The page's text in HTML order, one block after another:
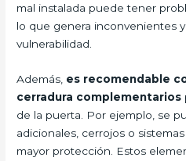
mal instalada puede tener
lo que genera inconvenientes
vulnerabilidad.
Además, es recomendable
cerradura complementarios
de la puerta. Por ejemplo, se
adicionales, cerrojos o
mayor protección. Estos